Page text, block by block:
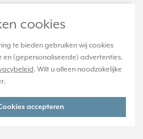
cookies
te bieden gebruiken wij cookies
en (gepersonaliseerde) advertenties.
. Wilt u alleen noodzakelijke
.
accepteren
Ja
1
Ja
Ja